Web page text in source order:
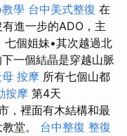
學 台中美式整復 在
進一步的ADO，主
七個姐妹•其次越過北
一個結晶是穿越山脈
母 按摩 所有七個山都
按摩 第4天
，裡面有木結構和最
堂。 台中整復 整復